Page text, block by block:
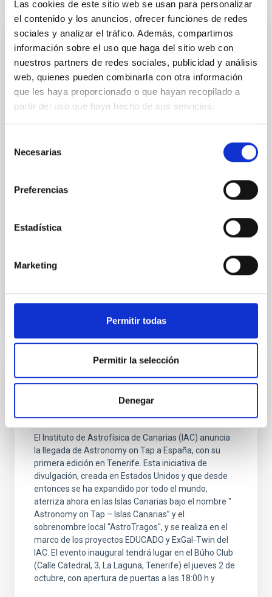
Las cookies de este sitio web se usan para personalizar
el contenido y los anuncios, ofrecer funciones de redes
sociales y analizar el tráfico. Además, compartimos
información sobre el uso que haga del sitio web con
nuestros partners de redes sociales, publicidad y análisis
web, quienes pueden combinarla con otra información
que les haya proporcionado o que hayan recopilado a
partir del uso que haya hecho de sus servicios.
Necesarias
Preferencias
Estadística
Marketing
Permitir todas
Permitir la selección
Denegar
Otras noticias relacionadas
NOTA DE PRENSA
El IAC presenta en Space Tech Expo
Europe los avances de IACTEC-Espacio y
otros laboratorios de CELESTE
Tech Expo Europe , la mayor feria del sector espacial
en el continente, celebrada en Bremen del 18 al 20 de
Spain Space , de la mano de la Estrategia
CELESTE y fortalecer colaboraciones internacionales
Space Tech Expo Europe , el evento de
NOTA DE PRENSA
'Astronomy on Tap' llega a España: primera
edición en Canarias
El Instituto de Astrofísica de Canarias (IAC) anuncia
la llegada de Astronomy on Tap a España, con su
primera edición en Tenerife. Esta iniciativa de
divulgación, creada en Estados Unidos y que desde
entonces se ha expandido por todo el mundo,
aterriza ahora en las Islas Canarias bajo el nombre "
Astronomy on Tap – Islas Canarias” y el
sobrenombre local “AstroTragos", y se realiza en el
marco de los proyectos EDUCADO y ExGal-Twin del
IAC. El evento inaugural tendrá lugar en el Búho Club
(Calle Catedral, 3, La Laguna, Tenerife) el jueves 2 de
octubre, con apertura de puertas a las 18:00 h y